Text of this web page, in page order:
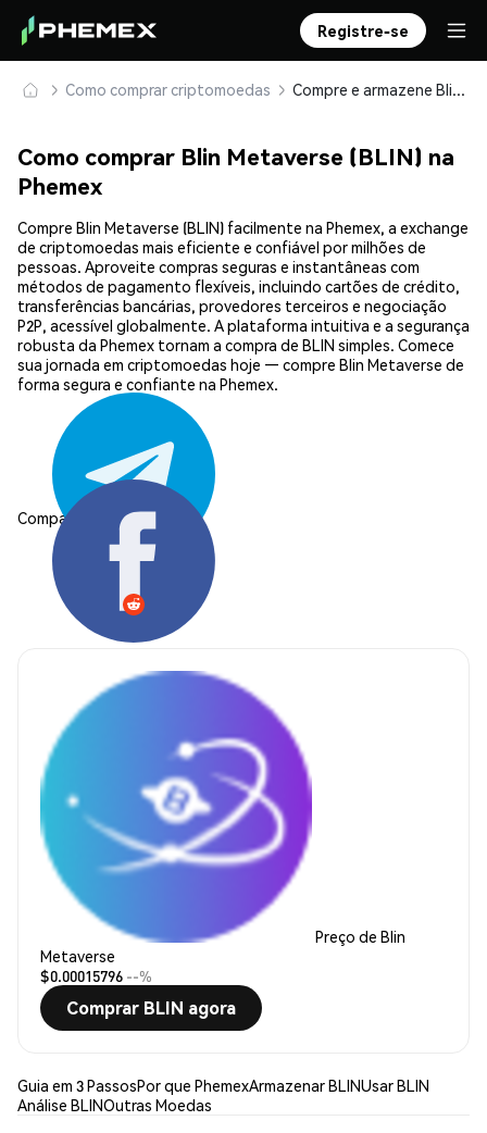
Registre-se
Como comprar criptomoedas Compre e armazene Blin Metaverse (BLIN) com segurança
Como comprar Blin Metaverse (BLIN) na
Phemex
Compre Blin Metaverse (BLIN) facilmente na Phemex, a exchange
de criptomoedas mais eficiente e confiável por milhões de
pessoas. Aproveite compras seguras e instantâneas com
métodos de pagamento flexíveis, incluindo cartões de crédito,
transferências bancárias, provedores terceiros e negociação
P2P, acessível globalmente. A plataforma intuitiva e a segurança
robusta da Phemex tornam a compra de BLIN simples. Comece
sua jornada em criptomoedas hoje — compre Blin Metaverse de
forma segura e confiante na Phemex.
Compartilhar:
Preço de Blin
Metaverse
$0.00015796 --%
Comprar BLIN agora
Guia em 3 PassosPor que PhemexArmazenar BLINUsar BLIN
Análise BLINOutras Moedas